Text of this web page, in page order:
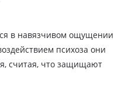
в навязчивом ощущении
психоза они
считая, что защищают